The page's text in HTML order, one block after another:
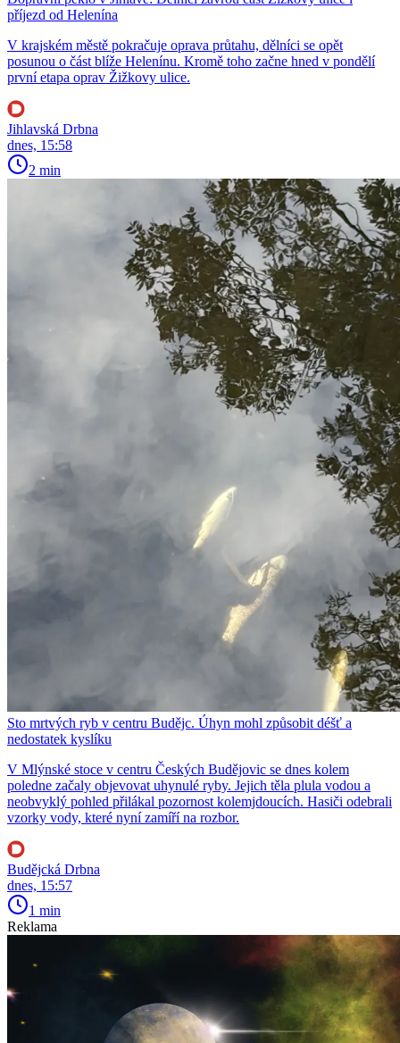
příjezd od Helenína
V krajském městě pokračuje oprava průtahu, dělníci se opět
posunou o část blíže Helenínu. Kromě toho začne hned v pondělí
první etapa oprav Žižkovy ulice.
Jihlavská Drbna
dnes, 15:58
2 min
Sto mrtvých ryb v centru Budějc. Úhyn mohl způsobit déšť a
nedostatek kyslíku
V Mlýnské stoce v centru Českých Budějovic se dnes kolem
poledne začaly objevovat uhynulé ryby. Jejich těla plula vodou a
neobvyklý pohled přilákal pozornost kolemjdoucích. Hasiči odebrali
vzorky vody, které nyní zamíří na rozbor.
Budějcká Drbna
dnes, 15:57
1 min
Reklama